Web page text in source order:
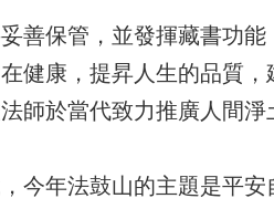
善保管，並發揮藏書功
健康，提昇人生的品質
師於當代致力推廣人間淨
今年法鼓山的主題是平